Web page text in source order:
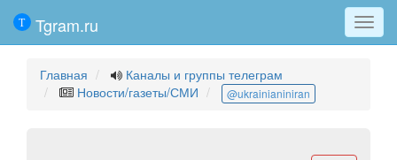
Меню
Tgram.ru
Главная
Каналы и группы телеграм
Новости/газеты/СМИ
@ukrainianiniran